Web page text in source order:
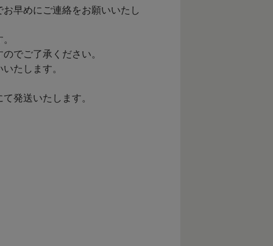
早めにご連絡をお願いいたし
でご了承ください。
たします。
発送いたします。